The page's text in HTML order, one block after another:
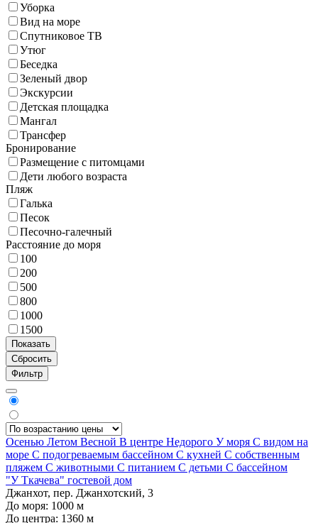
Уборка
Вид на море
Спутниковое ТВ
Утюг
Беседка
Зеленый двор
Экскурсии
Детская площадка
Мангал
Трансфер
Бронирование
Размещение с питомцами
Дети любого возраста
Пляж
Галька
Песок
Песочно-галечный
Расстояние до моря
100
200
500
800
1000
1500
Фильтр
Осенью Летом Весной В центре Недорого У моря С видом на
море С подогреваемым бассейном С кухней С собственным
пляжем С животными С питанием С детьми С бассейном
"У Ткачева" гостевой дом
Джанхот, пер. Джанхотский, 3
До моря: 1000 м
До центра: 1360 м